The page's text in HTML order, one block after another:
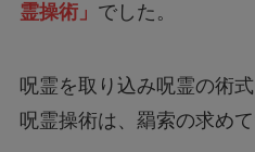
霊操術」 でした。
呪霊を取り込み呪霊の術
呪霊操術は、羂索の求め